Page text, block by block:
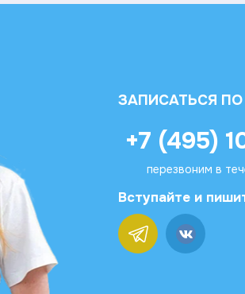
ЗАПИСАТЬСЯ
+7 (495)
перезвоним в
Вступайте и